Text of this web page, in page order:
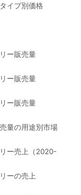
イプ別価格
ー販売量
ー販売量
ー販売量
量の用途別市場
ー売上（2020-
ーの売上